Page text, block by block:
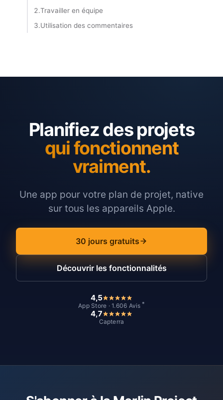
2.Travailler en équipe
3.Utilisation des commentaires
Planifiez des projets
qui fonctionnent
vraiment.
Une app pour votre plan de projet, native
sur tous les appareils Apple.
30 jours gratuits
Découvrir les fonctionnalités
4,5
App Store · 1.606 Avis *
4,7
Capterra